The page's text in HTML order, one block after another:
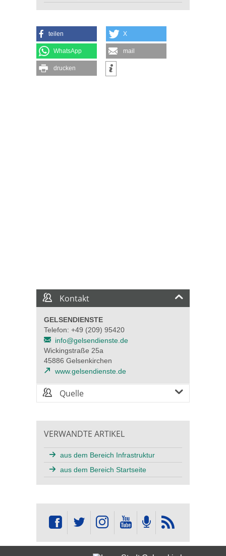
teilen X
WhatsApp mail
drucken
Kontakt
GELSENDIENSTE
Telefon: +49 (209) 95420
info@gelsendienste.de
Wickingstraße 25a
45886 Gelsenkirchen
www.gelsendienste.de
Quelle
VERWANDTE ARTIKEL
aus dem Bereich Infrastruktur
aus dem Bereich Startseite